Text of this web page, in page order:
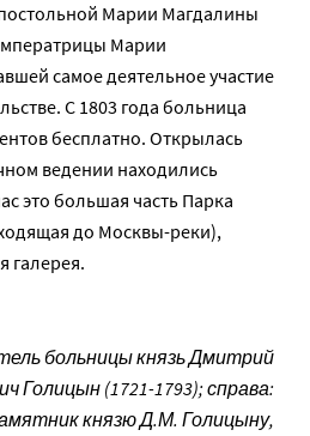
Марии Магдалины
Марии
самое деятельное участие
С 1803 года больница
бесплатно. Открылась
ведении находились
это большая часть Парка
до Москвы-реки),
галерея.
больницы князь Дмитрий
Голицын (1721-1793); справа:
князю Д.М. Голицыну,